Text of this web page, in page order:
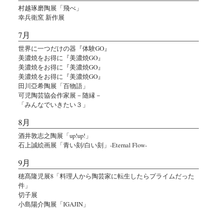
村越琢磨陶展「飛べ」
幸兵衛窯 新作展
7月
世界に一つだけの器『体験GO』
美濃焼をお得に『美濃焼GO』
美濃焼をお得に『美濃焼GO』
美濃焼をお得に『美濃焼GO』
田川亞希陶展「百物語」
可児陶芸協会作家展－随縁－
「みんなでいきたい３」
8月
酒井敦志之陶展「up!up!」
石上誠絵画展「青い刻/白い刻」-Eternal Flow-
9月
穂髙隆児展8「料理人から陶芸家に転生したらプライムだった
件」
切子展
小島陽介陶展「IGAJIN」